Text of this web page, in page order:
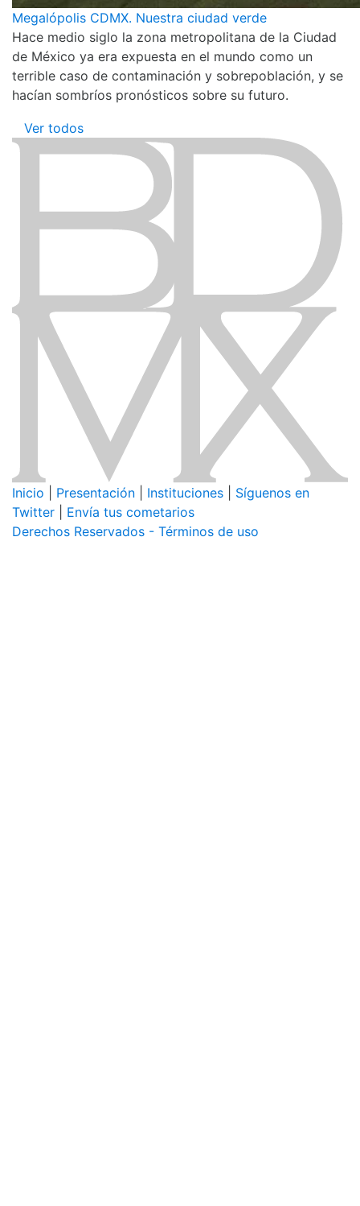
Megalópolis CDMX. Nuestra ciudad verde
Hace medio siglo la zona metropolitana de la Ciudad
de México ya era expuesta en el mundo como un
terrible caso de contaminación y sobrepoblación, y se
hacían sombríos pronósticos sobre su futuro.
Ver todos
Inicio Presentación Instituciones
Síguenos en
Twitter
Envía tus cometarios
Derechos Reservados - Términos de uso